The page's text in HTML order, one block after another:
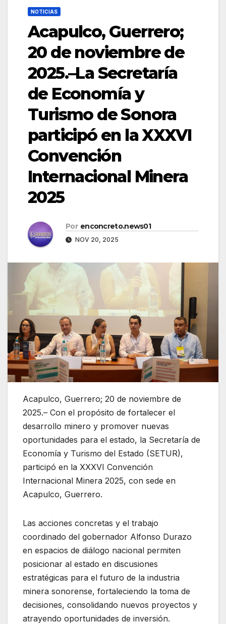
NOTICIAS
Acapulco, Guerrero;
20 de noviembre de
2025.–La Secretaría
de Economía y
Turismo de Sonora
participó en la XXXVI
Convención
Internacional Minera
2025
Por enconcreto.news01
NOV 20, 2025
Acapulco, Guerrero; 20 de noviembre de
2025.– Con el propósito de fortalecer el
desarrollo minero y promover nuevas
oportunidades para el estado, la Secretaría de
Economía y Turismo del Estado (SETUR),
participó en la XXXVI Convención
Internacional Minera 2025, con sede en
Acapulco, Guerrero.
Las acciones concretas y el trabajo
coordinado del gobernador Alfonso Durazo
en espacios de diálogo nacional permiten
posicionar al estado en discusiones
estratégicas para el futuro de la industria
minera sonorense, fortaleciendo la toma de
decisiones, consolidando nuevos proyectos y
atrayendo oportunidades de inversión.